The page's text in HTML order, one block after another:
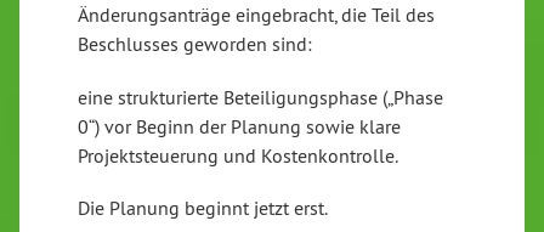
Änderungsanträge eingebracht, die Teil des
Beschlusses geworden sind:
eine strukturierte Beteiligungsphase („Phase
0“) vor Beginn der Planung sowie klare
Projektsteuerung und Kostenkontrolle.
Die Planung beginnt jetzt erst.